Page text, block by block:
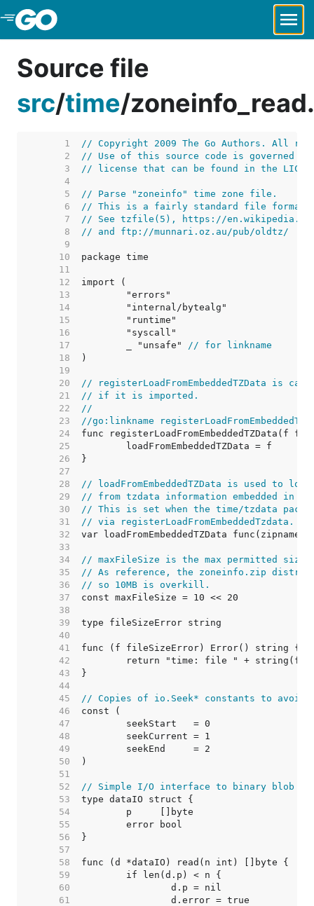
Skip to Main Content
Source file
src/time/
     1
// Copyright 2009 The Go Authors. All
     2
// Use of this source code is governed by
     3
// license that can be found in the
     4
     5
// Parse "zoneinfo" time zone file.
     6
// This is a fairly standard file format
     7
// See tzfile(5), https://
     8
// and ftp://munnari.oz.au/pub/oldtz/
     9
    10
    11
    12
    13
    14
    15
    16
    17
	_ "unsafe"
// for linkname
    18
    19
    20
// registerLoadFromEmbeddedTZData is
    21
// if it is imported.
    22
//
    23
//go:linkname
    24
    25
    26
    27
    28
// loadFromEmbeddedTZData is used to
    29
// from tzdata information embedded in
    30
// This is set when the time/tzdata
    31
// via registerLoadFromEmbeddedTzdata.
    32
    33
    34
// maxFileSize is the max permitted
    35
// As reference, the zoneinfo.zip
    36
// so 10MB is overkill.
    37
    38
    39
    40
    41
    42
    43
    44
    45
// Copies of io.Seek* constants to
    46
    47
    48
    49
    50
    51
    52
// Simple I/O interface to binary blob of
    53
    54
    55
    56
    57
    58
    59
    60
    61